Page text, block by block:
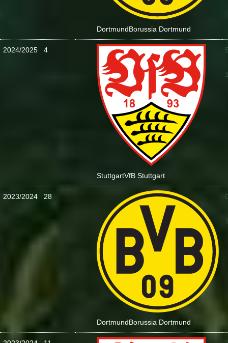
DortmundBorussia Dortmund
2024/2025 4
StuttgartVfB Stuttgart
:
2023/2024 28
DortmundBorussia Dortmund
: